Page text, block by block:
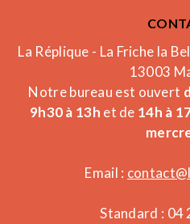
La Réplique - La Friche la
13003
Notre bureau est ouvert
9h30 à 13h et de 14h à
Email :
Standard : 04